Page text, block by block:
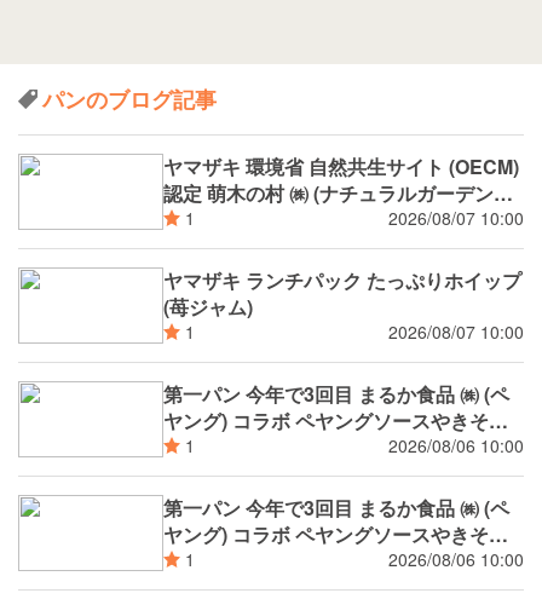
パンのブログ記事
ヤマザキ 環境省 自然共生サイト (OECM)
認定 萌木の村 ㈱ (ナチュラルガーデンズ
MOEGI) コラボ ランチパック シャインマ
スカットジャム と 白桃ジャム
1 2026/08/07 10:00
ヤマザキ ランチパック たっぷりホイップ
(苺ジャム)
1 2026/08/07 10:00
第一パン 今年で3回目 まるか食品 ㈱ (ペ
ヤング) コラボ ペヤングソースやきそば
揚げパン
1 2026/08/06 10:00
第一パン 今年で3回目 まるか食品 ㈱ (ペ
ヤング) コラボ ペヤングソースやきそば
パン1 2026/08/06 10:00